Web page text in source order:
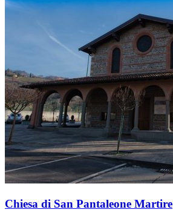
Chiesa di San Pantaleone Martire